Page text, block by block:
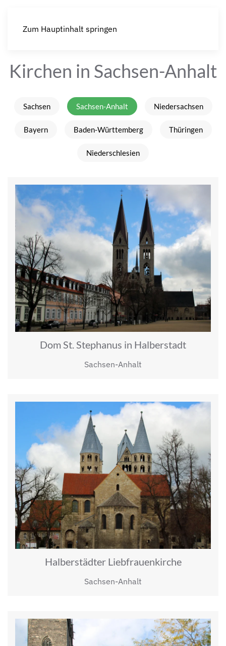
Zum Hauptinhalt springen
Kirchen in Sachsen-Anhalt
Sachsen Sachsen-Anhalt Niedersachsen
Bayern Baden-Württemberg Thüringen
Niederschlesien
Dom St. Stephanus in Halberstadt
Sachsen-Anhalt
Halberstädter Liebfrauenkirche
Sachsen-Anhalt